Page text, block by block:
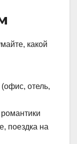
какой
отель,
поездка на